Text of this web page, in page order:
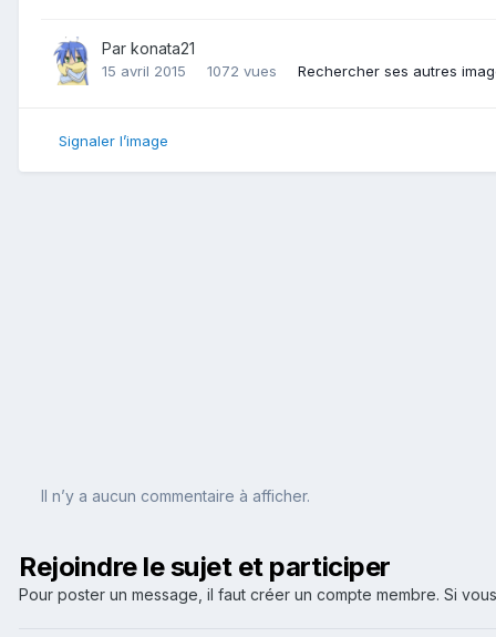
Par konata21
15 avril 2015 1072 vues Rechercher ses autres
Signaler l’image
Il n’y a aucun commentaire à afficher.
Rejoindre le sujet et participer
Pour poster un message, il faut créer un compte membre. Si